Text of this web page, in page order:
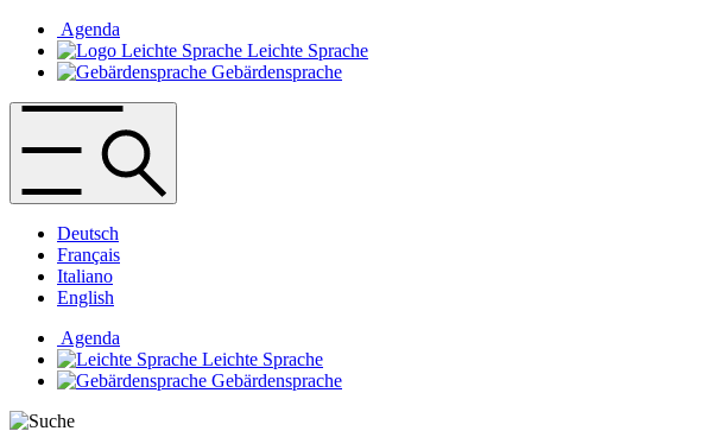
Agenda
Leichte Sprache
Gebärdensprache
Deutsch
Français
Italiano
English
Agenda
Leichte Sprache
Gebärdensprache